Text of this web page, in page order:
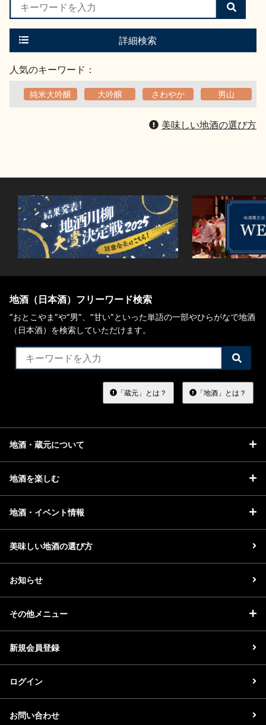
検
索
す
詳細検索
人気のキーワード：
純米大吟醸 大吟醸 さわやか 男山
美味しい地酒の選び方
地酒（日本酒）フリーワード検索
“おとこやま”や“男”、”甘い”といった単語の一部やひらがなで地酒
（日本酒）を検索していただけます。
検
索
る
「蔵元」とは？ 「地酒」とは？
地酒・蔵元について
地酒を楽しむ
地酒・イベント情報
美味しい地酒の選び方
お知らせ
その他メニュー
新規会員登録
ログイン
お問い合わせ